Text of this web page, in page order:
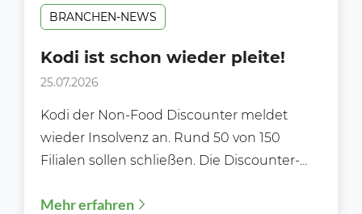
BRANCHEN-NEWS
Kodi ist schon wieder pleite!
25.07.2026
Kodi der Non-Food Discounter meldet
wieder Insolvenz an. Rund 50 von 150
Filialen sollen schließen. Die Discounter-
Mehr erfahren